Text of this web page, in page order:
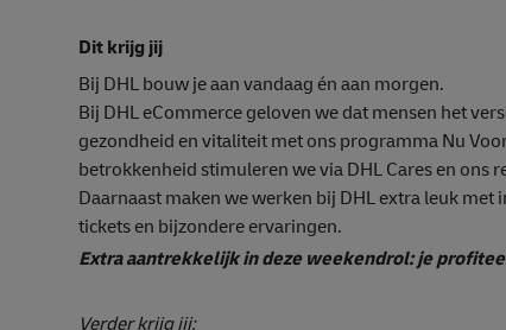
Dit krijg jij
Bij DHL bouw je aan vandaag én aan morgen.
Bij DHL eCommerce geloven we dat mensen het
gezondheid en vitaliteit met ons programma Nu
betrokkenheid stimuleren we via DHL Cares en ons
Daarnaast maken we werken bij DHL extra leuk
tickets en bijzondere ervaringen.
Extra aantrekkelijk in deze weekendrol: je
Verder krijg jij: